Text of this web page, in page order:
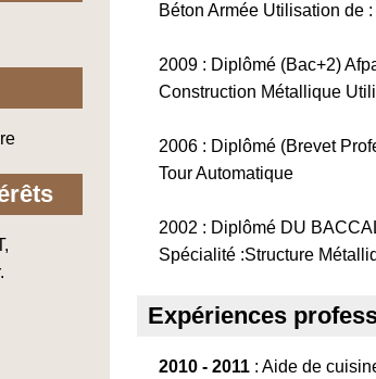
Béton Armée Utilisation de
2009 : Diplômé (Bac+2)
Construction Métallique
2006 : Diplômé (Brevet
Tour Automatique
2002 : Diplômé DU
Spécialité :Structure
Expériences
2010 - 2011 : Aide de